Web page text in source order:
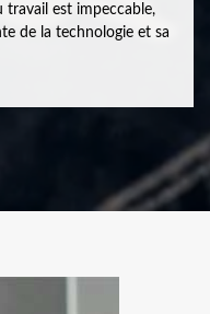
travail est impeccable,
de la technologie et sa